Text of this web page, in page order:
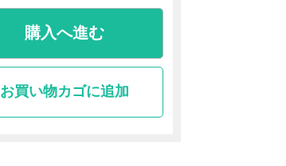
購入へ進む
お買い物カゴに追加